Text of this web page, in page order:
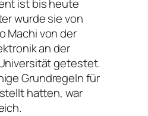
ist bis heute
wurde sie von
Machi von der
an der
getestet.
Grundregeln für
hatten, war